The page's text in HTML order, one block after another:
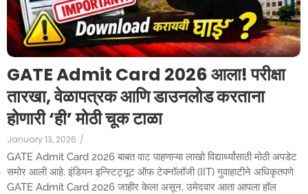
GATE Admit Card 2026 आला! परीक्षा
तारखा, वेळापत्रक आणि डाउनलोड करताना
होणारी ‘ही’ मोठी चूक टाळा
January 13, 2026 /
GATE Admit Card 2026 बाबत वाट पाहणाऱ्या लाखो विद्यार्थ्यांसाठी मोठी अपडेट
समोर आली आहे. इंडियन इन्स्टिट्यूट ऑफ टेक्नॉलॉजी (IIT) गुवाहाटीने अधिकृतपणे
GATE Admit Card 2026 जाहीर केला असून, उमेदवार आता आपला हॉल